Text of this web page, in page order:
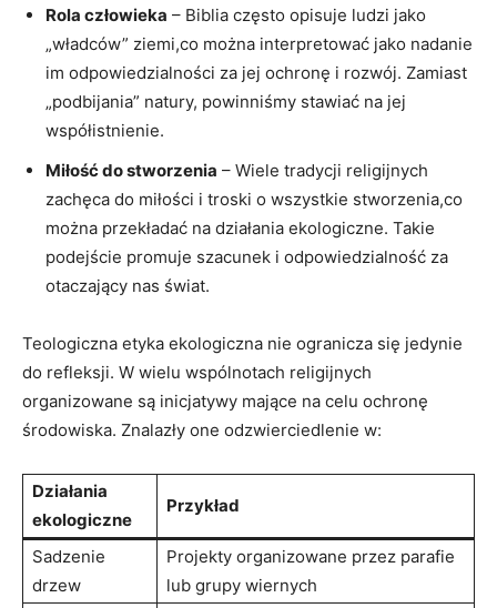
Rola człowieka – Biblia często ‌opisuje ludzi⁤ jako
„władców” ziemi,co można interpretować‍ jako⁤ nadanie
​im odpowiedzialności za ⁤jej ⁢ochronę i‍ rozwój. Zamiast
„podbijania” ‌natury, powinniśmy stawiać na‌ jej
współistnienie.
Miłość ‌do stworzenia – Wiele tradycji religijnych
zachęca do miłości i​ troski o wszystkie stworzenia,co‌
można‍ przekładać ‌na‌ działania ekologiczne. Takie
podejście promuje​ szacunek ‍i odpowiedzialność za
otaczający ⁤nas świat.
Teologiczna etyka ekologiczna nie ogranicza się jedynie
do refleksji. W ⁢wielu wspólnotach religijnych
⁣organizowane są inicjatywy mające na ‌celu ochronę
środowiska. Znalazły one odzwierciedlenie w:
Działania
ekologiczne
Przykład
Sadzenie
drzew
Projekty organizowane ‌przez⁢ parafie
⁣lub grupy‌ wiernych